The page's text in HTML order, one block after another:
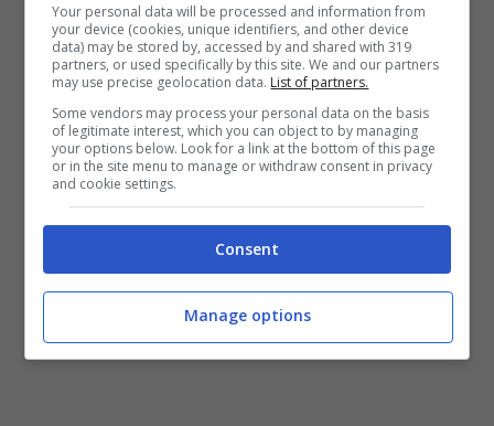
Your personal data will be processed and information from
your device (cookies, unique identifiers, and other device
data) may be stored by, accessed by and shared with 319
partners, or used specifically by this site. We and our partners
may use precise geolocation data. List of partners.
Some vendors may process your personal data on the basis
of legitimate interest, which you can object to by managing
your options below. Look for a link at the bottom of this page
or in the site menu to manage or withdraw consent in privacy
and cookie settings.
Consent
Manage options